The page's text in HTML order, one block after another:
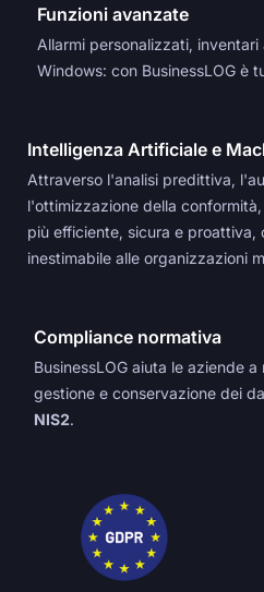
Funzioni avanzate
Allarmi personalizzati,
Windows: con BusinessLOG è
Intelligenza Artificiale e
Attraverso l'analisi predittiva,
l'ottimizzazione della
più efficiente, sicura e proattiva,
inestimabile alle organizzazioni
Compliance normativa
BusinessLOG aiuta le aziende
gestione e conservazione dei
NIS2.